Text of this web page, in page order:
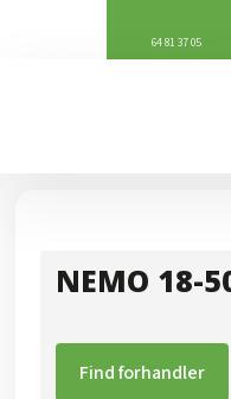
64 81 37 05
NEMO 18-
Find forhandler